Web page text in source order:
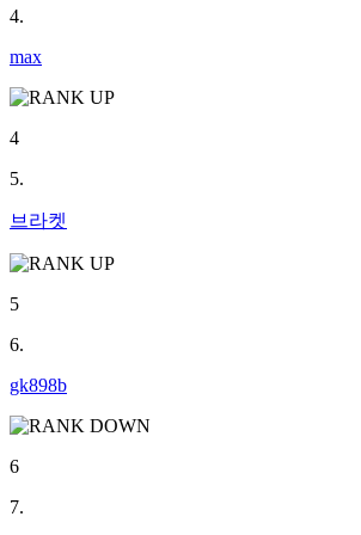
4.
max
4
5.
브라켓
5
6.
gk898b
6
7.